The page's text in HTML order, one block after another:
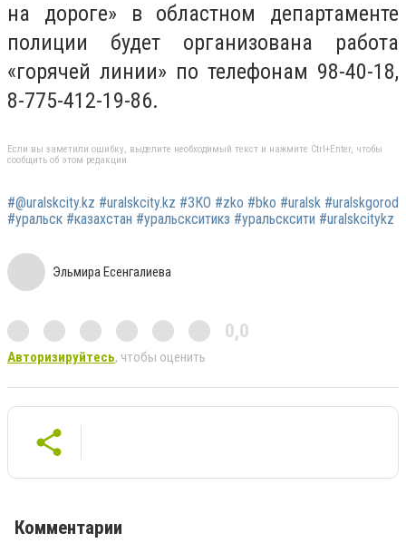
на дороге» в областном департаменте
полиции будет организована работа
«горячей линии» по телефонам 98-40-18,
8-775-412-19-86.
Если вы заметили ошибку, выделите необходимый текст и нажмите Ctrl+Enter, чтобы
сообщить об этом редакции
#@uralskcity.kz #uralskcity.kz #ЗКО #zko #bko #uralsk #uralskgorod
#уральск #казахстан #уральскситикз #уральсксити #uralskcitykz
Эльмира Есенгалиева
0,0
Авторизируйтесь, чтобы оценить
Комментарии